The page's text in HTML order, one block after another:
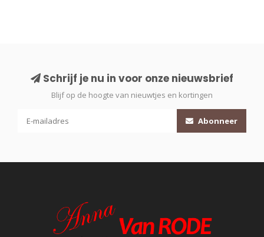
Schrijf je nu in voor onze nieuwsbrief
Blijf op de hoogte van nieuwtjes en kortingen
Abonneer